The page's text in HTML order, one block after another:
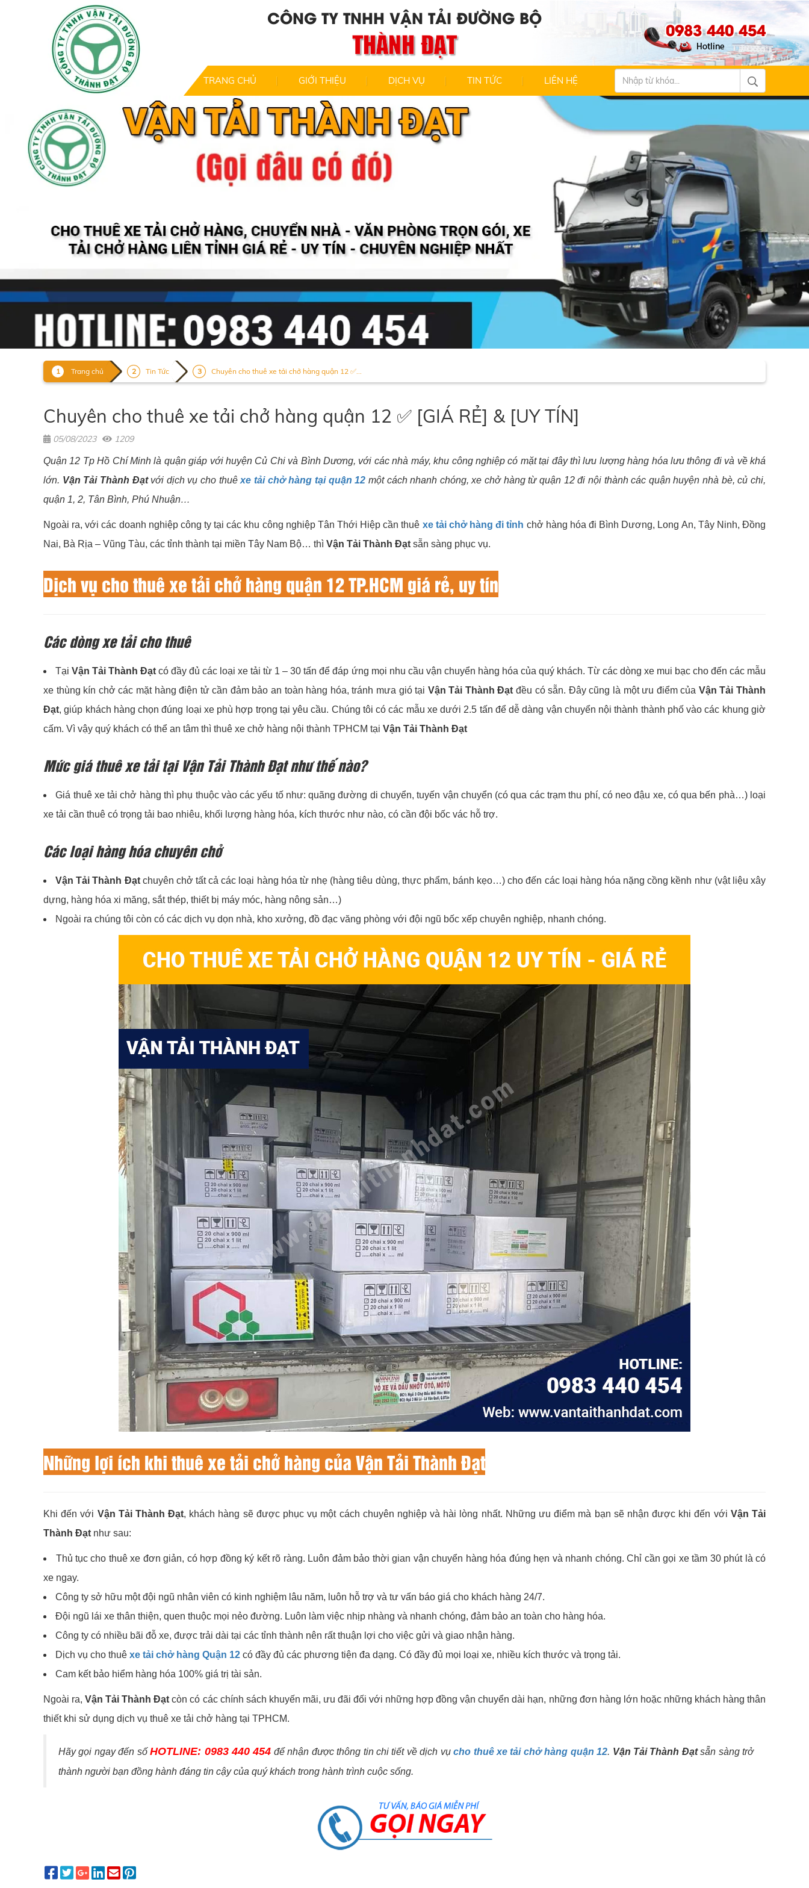
CÔNG TY TNHH VẬN TẢI ĐƯỜNG BỘ
THÀNH ĐẠT 0983 440 454
TRANG CHỦ GIỚI THIỆU DỊCH VỤ TIN TỨC LIÊN HỆ
Trang chủ Tin Tức Chuyên cho thuê xe tải chở hàng quận 12 ✅...
Chuyên cho thuê xe tải chở hàng quận 12 ✅ [GIÁ RẺ] & [UY TÍN]
05/08/2023 1209
Quận 12 Tp Hồ Chí Minh là quận giáp với huyện Củ Chi và Bình Dương, với các nhà máy, khu công nghiệp có mặt tại đây thì lưu lượng hàng hóa lưu thông đi và về khá
lớn. Vận Tải Thành Đạtvới dịch vụ cho thuêxe tải chở hàng tại quận 12 một cách nhanh chóng, xe chở hàng từ quận 12 đi nội thành các quận huyện nhà bè, củ chi,
quận 1, 2, Tân Bình, Phú Nhuận…
Ngoài ra, với các doanh nghiệp công ty tại các khu công nghiệp Tân Thới Hiệp cần thuê xe tải chở hàng đi tỉnh chở hàng hóa đi Bình Dương, Long An, Tây Ninh, Đồng
Nai, Bà Rịa – Vũng Tàu, các tỉnh thành tại miền Tây Nam Bộ… thì Vận Tải Thành Đạt sẵn sàng phục vụ.
Dịch vụ cho thuê xe tải chở hàng quận 12 TP.HCM giá rẻ, uy tín
Các dòng xe tải cho thuê
TạiVận Tải Thành Đạt có đầy đủ các loại xe tải từ 1 – 30 tấn để đáp ứng mọi nhu cầu vận chuyển hàng hóa của quý khách. Từ các dòng xe mui bạc cho đến các mẫu
xe thùng kín chở các mặt hàng điện tử cần đảm bảo an toàn hàng hóa, tránh mưa gió tại Vận Tải Thành Đạtđều có sẵn. Đây cũng là một ưu điểm của Vận Tải Thành
Đạt, giúp khách hàng chọn đúng loại xe phù hợp trọng tại yêu cầu. Chúng tôi có các mẫu xe dưới 2.5 tấn để dễ dàng vận chuyển nội thành thành phố vào các khung giờ
cấm. Vì vậy quý khách có thể an tâm thì thuê xe chở hàng nội thành TPHCM tại Vận Tải Thành Đạt
Mức giá thuê xe tải tại Vận Tải Thành Đạt như thế nào?
Giá thuê xe tải chở hàng thì phụ thuộc vào các yếu tố như: quãng đường di chuyển, tuyến vận chuyển (có qua các trạm thu phí, có neo đậu xe, có qua bến phà…) loại
xe tải cần thuê có trọng tải bao nhiêu, khối lượng hàng hóa, kích thước như nào, có cần đội bốc vác hỗ trợ.
Các loại hàng hóa chuyên chở
Vận Tải Thành Đạtchuyên chở tất cả các loại hàng hóa từ nhẹ (hàng tiêu dùng, thực phẩm, bánh kẹo…) cho đến các loại hàng hóa nặng cồng kềnh như (vật liệu xây
dựng, hàng hóa xi măng, sắt thép, thiết bị máy móc, hàng nông sản…)
Ngoài ra chúng tôi còn có các dịch vụ dọn nhà, kho xưởng, đồ đạc văng phòng với đội ngũ bốc xếp chuyên nghiệp, nhanh chóng.
Những lợi ích khi thuê xe tải chở hàng của Vận Tải Thành Đạt
Khi đến với Vận Tải Thành Đạt, khách hàng sẽ được phục vụ một cách chuyên nghiệp và hài lòng nhất. Những ưu điểm mà bạn sẽ nhận được khi đến với Vận Tải
Thành Đạt như sau:
Thủ tục cho thuê xe đơn giản, có hợp đồng ký kết rõ ràng. Luôn đảm bảo thời gian vận chuyển hàng hóa đúng hẹn và nhanh chóng. Chỉ cần gọi xe tầm 30 phút là có
xe ngay.
Công ty sở hữu một đội ngũ nhân viên có kinh nghiệm lâu năm, luôn hỗ trợ và tư vấn báo giá cho khách hàng 24/7.
Đội ngũ lái xe thân thiện, quen thuộc mọi nẻo đường. Luôn làm việc nhịp nhàng và nhanh chóng, đảm bảo an toàn cho hàng hóa.
Công ty có nhiều bãi đỗ xe, được trải dài tại các tỉnh thành nên rất thuận lợi cho việc gửi và giao nhận hàng.
Dịch vụ cho thuê xe tải chở hàng Quận 12 có đầy đủ các phương tiện đa dạng. Có đầy đủ mọi loại xe, nhiều kích thước và trọng tải.
Cam kết bảo hiểm hàng hóa 100% giá trị tài sản.
Ngoài ra,Vận Tải Thành Đạt còn có các chính sách khuyến mãi, ưu đãi đối với những hợp đồng vận chuyển dài hạn, những đơn hàng lớn hoặc những khách hàng thân
thiết khi sử dụng dịch vụ thuê xe tải chở hàng tại TPHCM.
Hãy gọi ngay đến sốHOTLINE: 0983 440 454 để nhận được thông tin chi tiết về dịch vụcho thuê xe tải chở hàng quận 12. Vận Tải Thành Đạtsẵn sàng trở
thành người bạn đồng hành đáng tin cậy của quý khách trong hành trình cuộc sống.